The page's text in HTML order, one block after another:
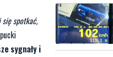
się spotkać,
sygnały i